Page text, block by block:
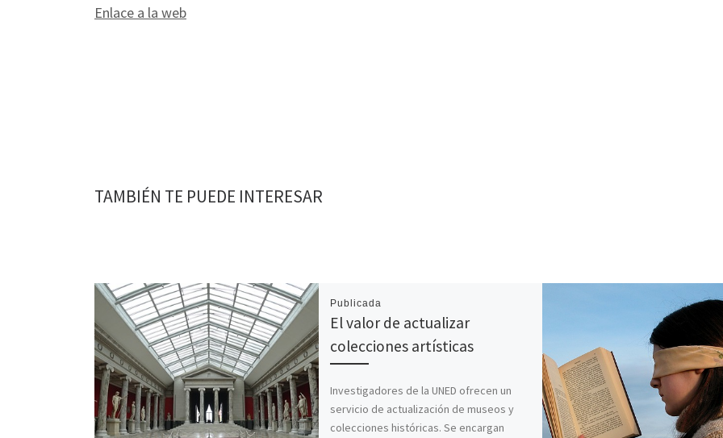
Enlace a la web
TAMBIÉN TE PUEDE INTERESAR
Publicada
El valor de actualizar
colecciones artísticas
Investigadores de la UNED ofrecen un
servicio de actualización de museos y
colecciones históricas. Se encargan